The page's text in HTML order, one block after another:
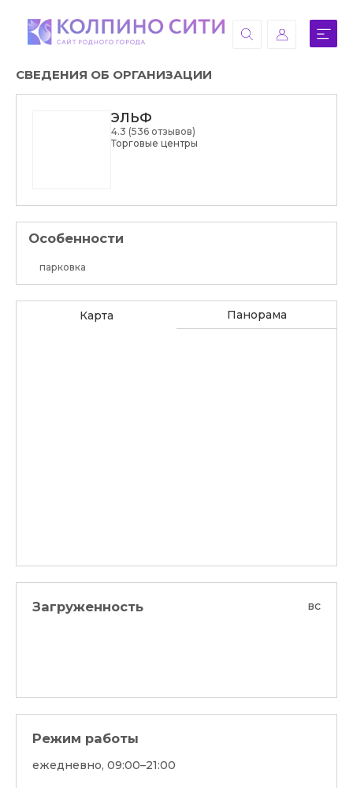
СВЕДЕНИЯ ОБ ОРГАНИЗАЦИИ
ЭЛЬФ
4.3 (536 отзывов)
Торговые центры
Особенности
парковка
Карта Панорама
Загруженность вс
Режим работы
ежедневно, 09:00–21:00